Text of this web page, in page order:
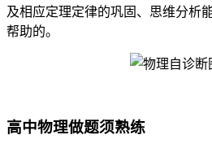
及相应定理定律的巩固、思维分析
帮助的。
高中物理做题须熟练